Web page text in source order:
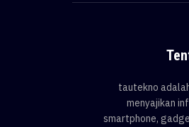
tautekno
menyajikan
smartphone,